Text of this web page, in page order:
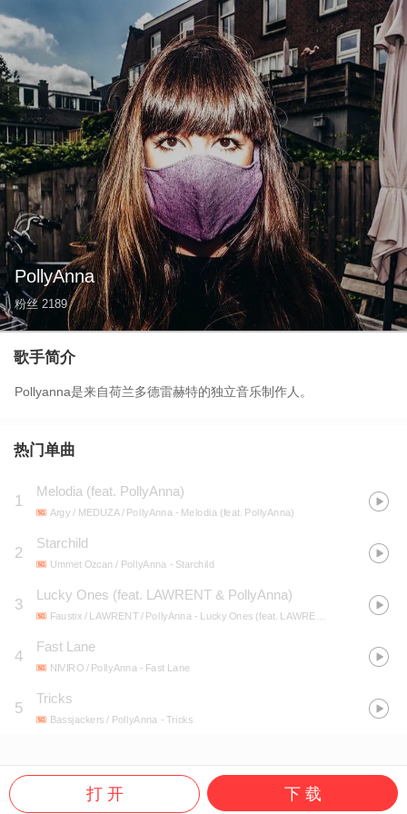
PollyAnna
粉丝 2189
歌手简介
Pollyanna是来自荷兰多德雷赫特的独立音乐制作人。
热门单曲
1
Melodia (feat. PollyAnna)
Argy / MEDUZA / PollyAnna - Melodia (feat. PollyAnna)
2
Starchild
Ummet Ozcan / PollyAnna - Starchild
3
Lucky Ones (feat. LAWRENT & PollyAnna)
Faustix / LAWRENT / PollyAnna - Lucky Ones (feat. LAWRENT & PollyAnna)
4
Fast Lane
NIVIRO / PollyAnna - Fast Lane
5
Tricks
Bassjackers / PollyAnna - Tricks
打 开 下 载